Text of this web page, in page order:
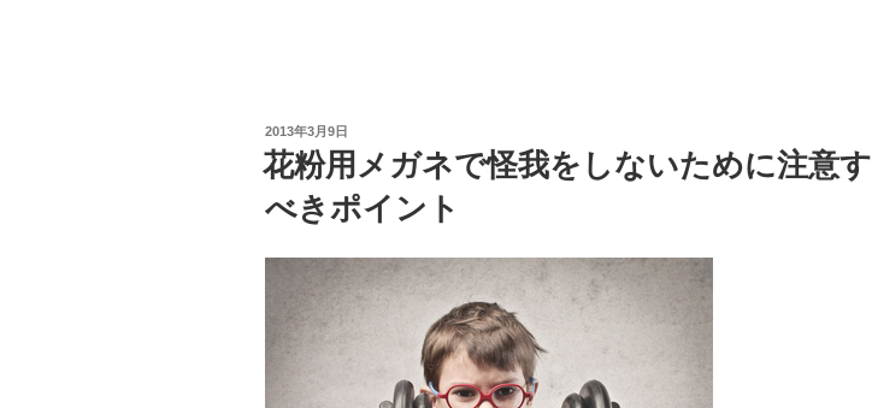
状
を
軽
す
投
稿
日:
2013年3月9日
花粉用メガネで怪我をしないために注意す
べきポイント